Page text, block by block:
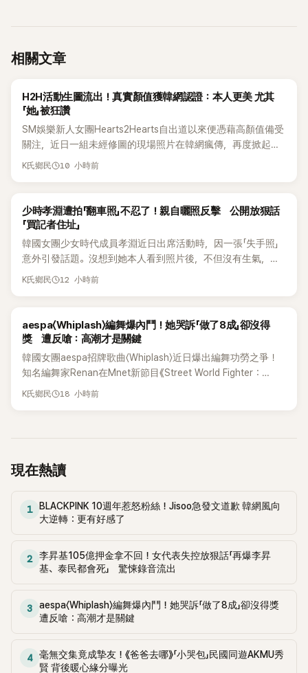
相關文章
K-POP
H2H活動生圖流出！真實顏值獲韓網認證：本人更美 尤其
「她」被狂讚
SM娛樂新人女團Hearts2Hearts自出道以來便憑藉高顏值備受
關注，近日一組未經修圖的現場照片在韓網瘋傳，再度掀起熱
烈討論，不少看過本人的網友更直呼：「真人比照片還漂亮！」
K氏鄉民 10 小時前
K-POP
少時孝淵遭拍「翻車照」不忍了！親自曬照反擊 公開放狠話
「買記者住址」
韓國女團少女時代成員孝淵近日出席活動時，因一張「失手照」
意外引發話題。沒想到她本人看到照片後，不但沒有生氣，反
而親自把照片放上IG限時動態開玩笑，甚至幽默喊話要「買記者
K氏鄉民 12 小時前
K-POP
aespa〈Whiplash〉編舞爆內鬥！她哭訴「做了8成」卻沒得
獎 遭反嗆：高潮才是關鍵
韓國女團aespa招牌歌曲〈Whiplash〉近日爆出編舞功勞之爭！
知名編舞家Renan在Mnet新節目《Street World Fighter：
Directors' War》預告中，公開談及自己在〈Whiplash〉編舞上的
K氏鄉民 18 小時前
現在熱讀
1
BLACKPINK 10週年惹怒粉絲！Jisoo急發文道歉 韓網風向
大逆轉：更有好感了
2
李昇基105億押金拿不回！女代表失控放狠話「再爆李昇
基、泰民都會死」 驚悚錄音流出
3
aespa〈Whiplash〉編舞爆內鬥！她哭訴「做了8成」卻沒得獎
遭反嗆：高潮才是關鍵
4
毫無交集竟成摯友！《爸爸去哪》「小哭包」民國同遊AKMU秀
賢 背後暖心緣分曝光